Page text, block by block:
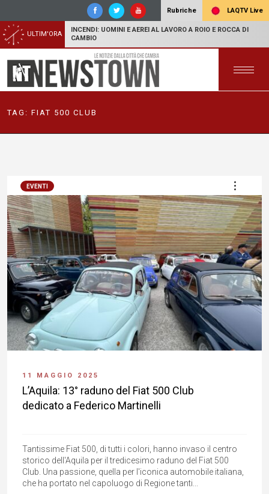
Rubriche LAQTV Live
ULTIM'ORA
INCENDI: UOMINI E AEREI AL LAVORO A ROIO E ROCCA DI
CAMBIO
TAG: FIAT 500 CLUB
EVENTI
11 MAGGIO 2025
L’Aquila: 13° raduno del Fiat 500 Club
dedicato a Federico Martinelli
Tantissime Fiat 500, di tutti i colori, hanno invaso il centro
storico dell'Aquila per il tredicesimo raduno del Fiat 500
Club. Una passione, quella per l'iconica automobile italiana,
che ha portato nel capoluogo di Regione tanti...